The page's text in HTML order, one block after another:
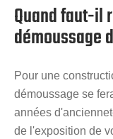
Quand faut-il
démoussage
Pour une
démoussage se
années
de l'exposition de